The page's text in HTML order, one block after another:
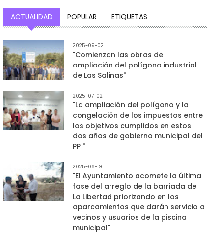
ACTUALIDAD POPULAR ETIQUETAS
2025-09-02
"Comienzan las obras de
ampliación del polígono industrial
de Las Salinas"
2025-07-02
"La ampliación del polígono y la
congelación de los impuestos entre
los objetivos cumplidos en estos
dos años de gobierno municipal del
PP "
2025-06-19
"El Ayuntamiento acomete la última
fase del arreglo de la barriada de
La Libertad priorizando en los
aparcamientos que darán servicio a
vecinos y usuarios de la piscina
municipal"